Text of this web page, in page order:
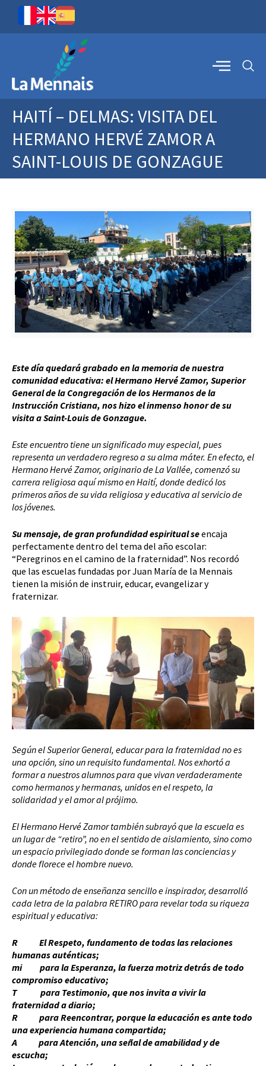
HAITÍ – DELMAS: VISITA DEL
HERMANO HERVÉ ZAMOR A
SAINT-LOUIS DE GONZAGUE
Este día quedará grabado en la memoria de nuestra
comunidad educativa: el Hermano Hervé Zamor, Superior
General de la Congregación de los Hermanos de la
Instrucción Cristiana, nos hizo el inmenso honor de su
visita a Saint-Louis de Gonzague.
Este encuentro tiene un significado muy especial, pues
representa un verdadero regreso a su alma máter. En efecto, el
Hermano Hervé Zamor, originario de La Vallée, comenzó su
carrera religiosa aquí mismo en Haití, donde dedicó los
primeros años de su vida religiosa y educativa al servicio de
los jóvenes.
Su mensaje, de gran profundidad espiritual seencaja
perfectamente dentro del tema del año escolar:
“Peregrinos en el camino de la fraternidad”. Nos recordó
que las escuelas fundadas por Juan María de la Mennais
tienen la misión de instruir, educar, evangelizar y
fraternizar.
Según el Superior General, educar para la fraternidad no es
una opción, sino un requisito fundamental. Nos exhortó a
formar a nuestros alumnos para que vivan verdaderamente
como hermanos y hermanas, unidos en el respeto, la
solidaridad y el amor al prójimo.
El Hermano Hervé Zamor también subrayó que la escuela es
un lugar de “retiro”, no en el sentido de aislamiento, sino como
un espacio privilegiado donde se forman las conciencias y
donde florece el hombre nuevo.
Con un método de enseñanza sencillo e inspirador, desarrolló
cada letra de la palabra RETIRO para revelar toda su riqueza
espiritual y educativa:
R El Respeto, fundamento de todas las relaciones
humanas auténticas;
mi para la Esperanza, la fuerza motriz detrás de todo
compromiso educativo;
T para Testimonio, que nos invita a vivir la
fraternidad a diario;
R para Reencontrar, porque la educación es ante todo
una experiencia humana compartida;
A para Atención, una señal de amabilidad y de
escucha;